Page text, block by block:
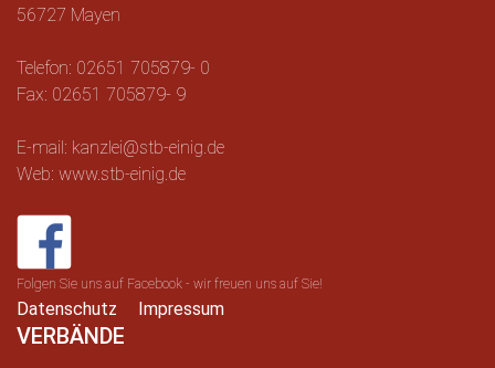
56727 Mayen
Telefon: 02651 705879- 0
Fax: 02651 705879- 9
E-mail: kanzlei@stb-einig.de
Web: www.stb-einig.de
Folgen Sie uns auf Facebook - wir freuen uns auf Sie!
Datenschutz Impressum
VERBÄNDE